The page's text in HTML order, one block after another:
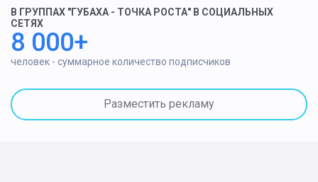
В ГРУППАХ "ГУБАХА - ТОЧКА РОСТА" В СОЦИАЛЬНЫХ
СЕТЯХ
8 000+
человек - суммарное количество подписчиков
Разместить рекламу